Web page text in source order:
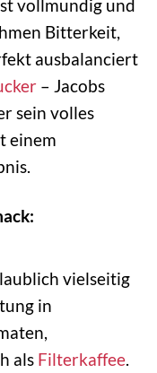
vollmundig und
Bitterkeit,
ausbalanciert
– Jacobs
sein volles
einem
vielseitig
in
als Filterkaffee